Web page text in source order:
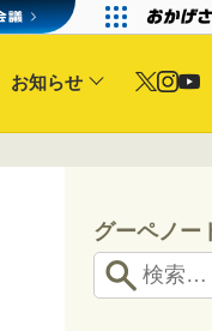
お知らせ
グーペノー